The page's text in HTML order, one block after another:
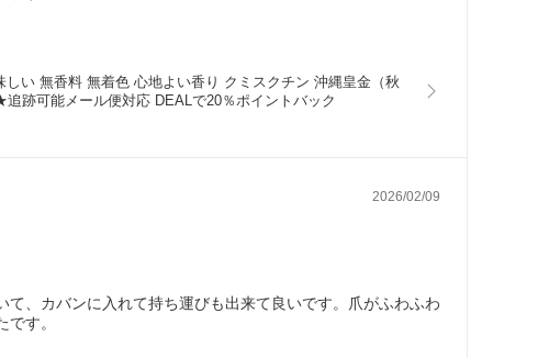
い 無香料 無着色 心地よい香り クミスクチン 沖縄皇金（秋
跡可能メール便対応 DEALで20％ポイントバック
2026/02/09
、カバンに入れて持ち運びも出来て良いです。爪がふわふわ
す。